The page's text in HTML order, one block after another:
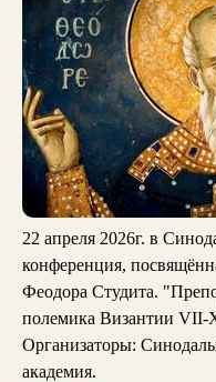
22 апреля 2026г. в
конференция,
Феодора Студита.
полемика Византии VII-
Организаторы:
академия.